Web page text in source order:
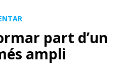
part d’un
ampli